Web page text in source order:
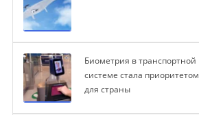
Биометрия в транспортной
системе стала приоритетом
для страны